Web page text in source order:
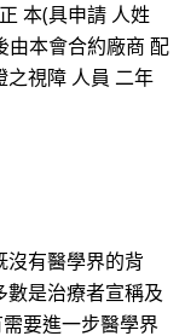
本(具申請 人姓
由本會合約廠商 配
之視障 人員 二年
沒有醫學界的背
是治療者宣稱及
要進一步醫學界